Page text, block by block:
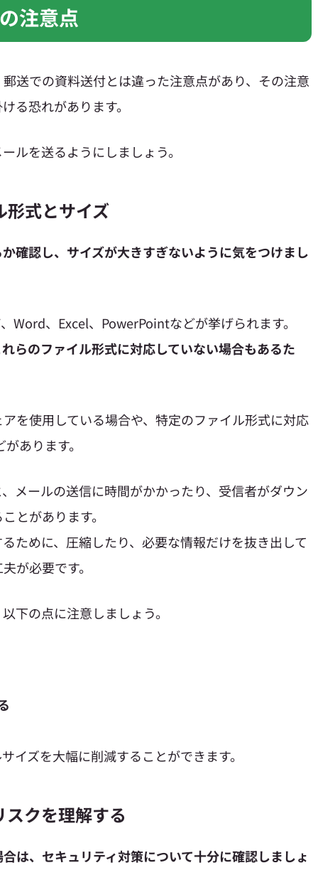
注意点
送での資料送付とは違った注意点があり、その注意
る恐れがあります。
ルを送るようにしましょう。
形式とサイズ
確認し、サイズが大きすぎないように気をつけまし
Word、Excel、PowerPointなどが挙げられます。
らのファイル形式に対応していない場合もあるた
を使用している場合や、特定のファイル形式に対応
あります。
メールの送信に時間がかかったり、受信者がダウン
とがあります。
ために、圧縮したり、必要な情報だけを抜き出して
が必要です。
下の点に注意しましょう。
イズを大幅に削減することができます。
クを理解する
は、セキュリティ対策について十分に確認しましょ